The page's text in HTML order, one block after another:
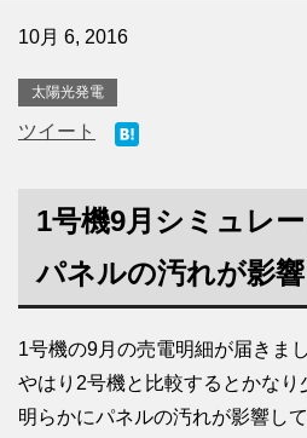
10月 6, 2016
太陽光発電
ツイート
1号機9月シミュレ
パネルの汚れが影響
1号機の9月の売電明細が届きまし
やはり2号機と比較するとかなり
明らかにパネルの汚れが影響し